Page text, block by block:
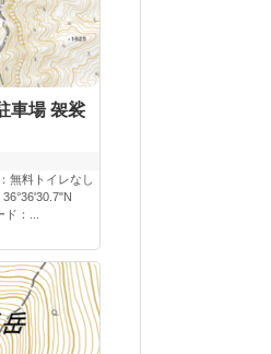
車場 袈裟
無料トイレなし
：...